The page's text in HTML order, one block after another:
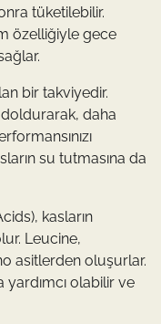
tüketilebilir.
özelliğiyle gece
bir takviyedir.
daha
su tutmasına da
kasların
Leucine,
asitlerden oluşurlar.
yardımcı olabilir ve